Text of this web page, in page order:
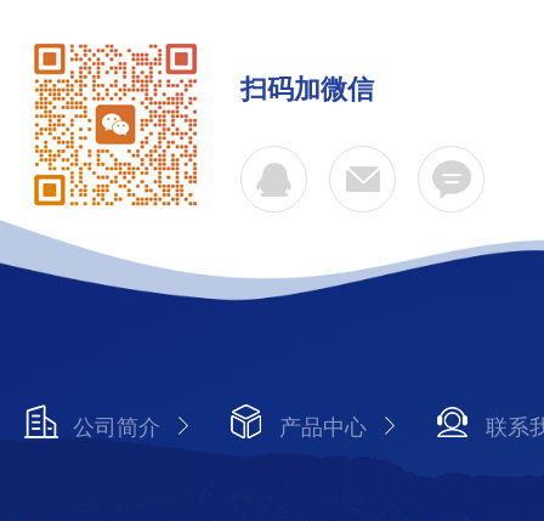
扫码加微信
公司简介 产品中心 联系